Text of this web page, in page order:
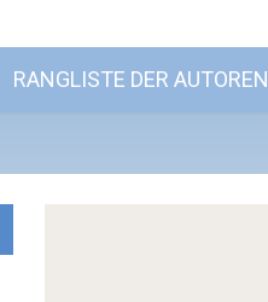
RANGLISTE DER AUTOREN